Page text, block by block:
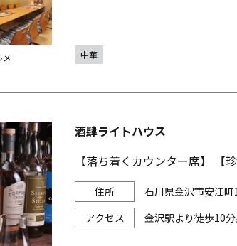
メ 中華
酒肆ライトハウス
【落ち着くカウンター席】 【
石川県金沢市安江
金沢駅より徒歩10